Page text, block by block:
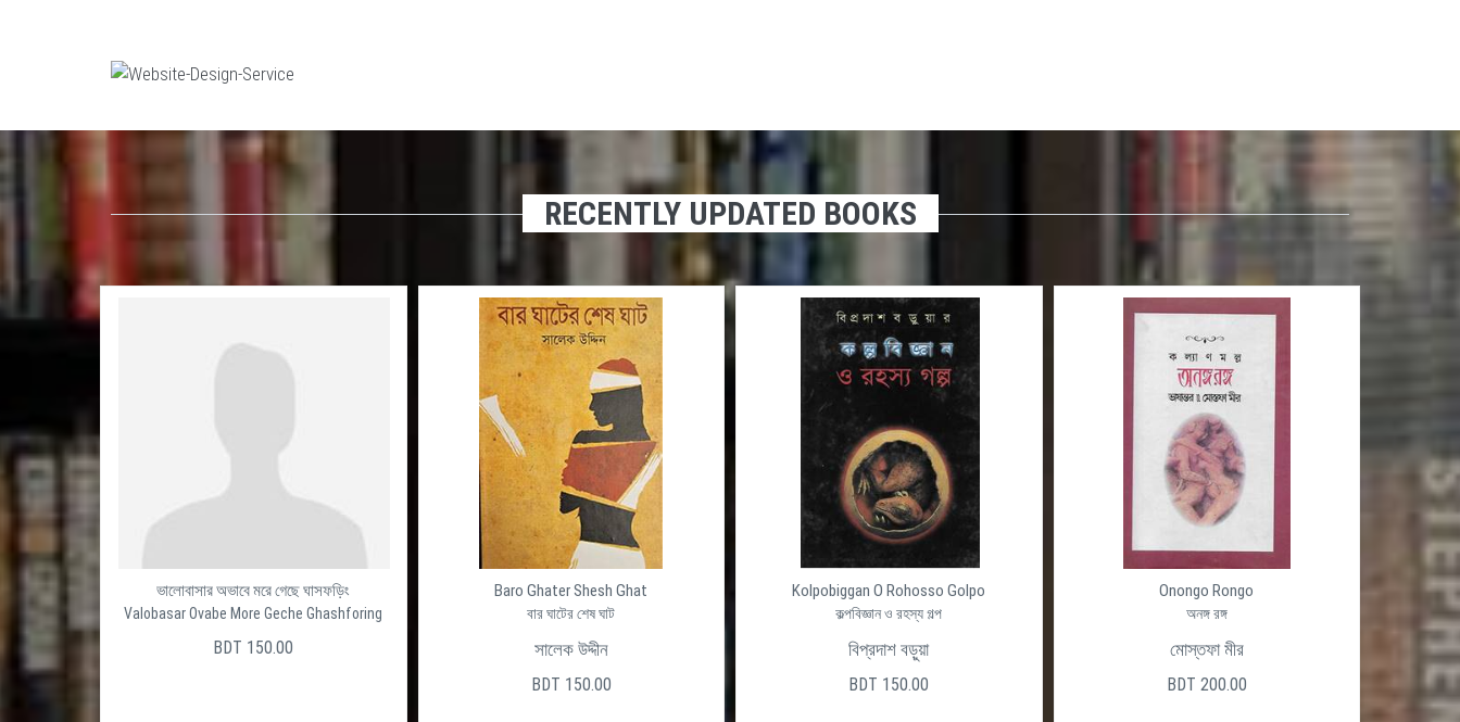
RECENTLY UPDATED BOOKS
ভালোবাসার অভাবে মরে গেছে ঘাসফড়িং
Valobasar Ovabe More Geche Ghashforing
BDT 150.00
Baro Ghater Shesh Ghat
বার ঘাটের শেষ ঘাট
সালেক উদ্দীন
BDT 150.00
Kolpobiggan O Rohosso Golpo
কল্পবিজ্ঞান ও রহস্য গল্প
বিপ্রদাশ বড়ুয়া
BDT 150.00
Onongo Rongo
অনঙ্গ রঙ্গ
মোস্তফা মীর
BDT 200.00